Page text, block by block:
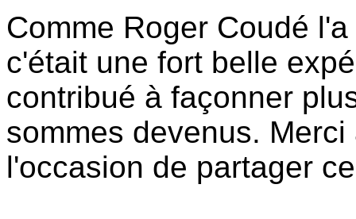
Comme Roger Coudé
c'était une fort belle
contribué à façonner
sommes devenus.
l'occasion de partager